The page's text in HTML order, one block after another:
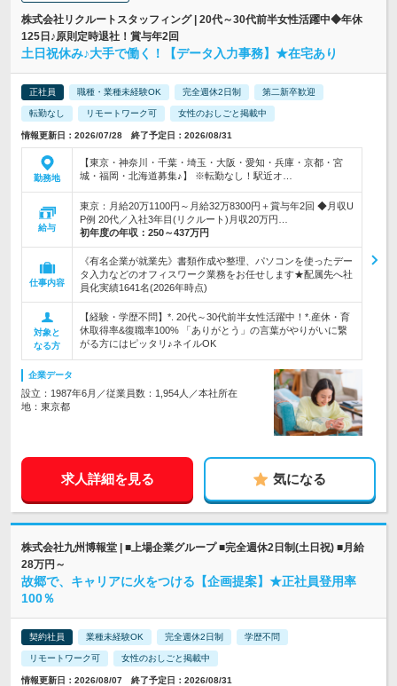
株式会社リクルートスタッフィング | 20代～30代前半女性活躍中◆年休
125日♪原則定時退社！賞与年2回
土日祝休み♪大手で働く！【データ入力事務】★在宅あり
正社員 職種・業種未経験OK 完全週休2日制 第二新卒歓迎
転勤なし リモートワーク可 女性のおしごと掲載中
情報更新日：2026/07/28 終了予定日：2026/08/31
勤務地
【東京・神奈川・千葉・埼玉・大阪・愛知・兵庫・京都・宮
城・福岡・北海道募集♪】 ※転勤なし！駅近オ…
給与
東京：月給20万1100円～月給32万8300円＋賞与年2回 ◆月収U
P例 20代／入社3年目(リクルート)月収20万円…
初年度の年収： 250～437万円
仕事内容
《有名企業が就業先》書類作成や整理、パソコンを使ったデー
タ入力などのオフィスワーク業務をお任せします★配属先へ社
員化実績1641名(2026年時点)
対象と
なる方
【経験・学歴不問】*. 20代～30代前半女性活躍中！*.産休・育
休取得率&復職率100% 「ありがとう」の言葉がやりがいに繋
がる方にはピッタリ♪ネイルOK
企業データ
設立：1987年6月／従業員数：1,954人／本社所在
地：東京都
求人詳細を見る 気になる
株式会社九州博報堂 | ■上場企業グループ ■完全週休2日制(土日祝) ■月給
28万円～
故郷で、キャリアに火をつける【企画提案】★正社員登用率
100％
契約社員 業種未経験OK 完全週休2日制 学歴不問
リモートワーク可 女性のおしごと掲載中
情報更新日：2026/08/07 終了予定日：2026/08/31